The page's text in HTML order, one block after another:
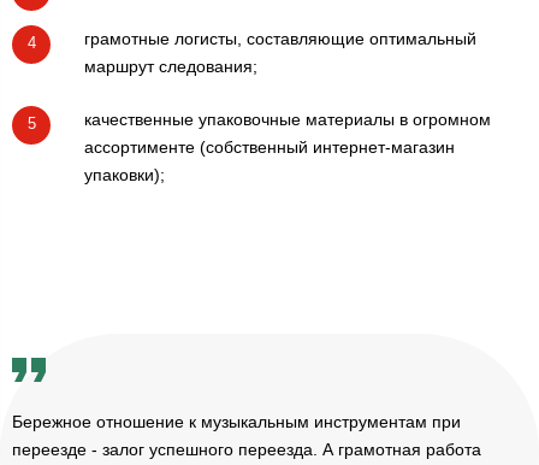
4
грамотные логисты, составляющие оптимальный
маршрут следования;
5
качественные упаковочные материалы в огромном
ассортименте (собственный интернет-магазин
упаковки);
Бережное отношение к музыкальным инструментам при
переезде - залог успешного переезда. А грамотная работа